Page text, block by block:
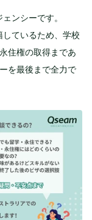
ンシーです。
ているため、学校
住権の取得まであ
を最後まで全力で